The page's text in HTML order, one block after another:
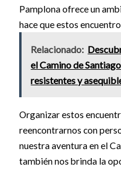
Pamplona ofrece un
hace que estos
Relacionado:
el Camino de
resistentes y
Organizar estos
reencontrarnos con
nuestra aventura en el
también nos brinda la